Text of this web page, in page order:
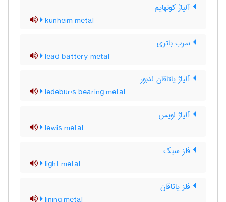
آلیاژ کونهایم
kunheim metal
سرب باتری
lead battery metal
آلیاژ یاتاقان لدبور
ledebur's bearing metal
آلیاژ لویس
lewis metal
فلز سبک
light metal
فلز یاتاقان